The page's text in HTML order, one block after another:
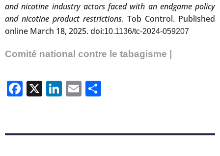
and nicotine industry actors faced with an endgame policy
and nicotine product restrictions. Tob Control. Published
online March 18, 2025. doi:10.1136/tc-2024-059207
Comité national contre le tabagisme |
Facebook
X LinkedIn
Email